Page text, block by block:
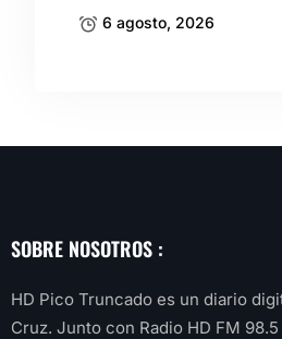
6 agosto, 2026
SOBRE NOSOTROS :
HD Pico Truncado es un diario
Cruz. Junto con Radio HD FM